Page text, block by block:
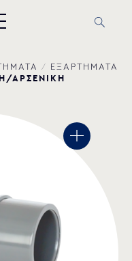
/
ΕΞΑΡΤΗΜΑΤΑ
ΑΡΣΕΝΙΚΗ